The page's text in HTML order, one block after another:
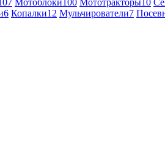
6 Копалки12 Мульчирователи7